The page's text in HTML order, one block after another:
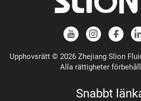
Upphovsrätt © 2026 Zhejiang Slion
Alla rättigheter
Snabbt